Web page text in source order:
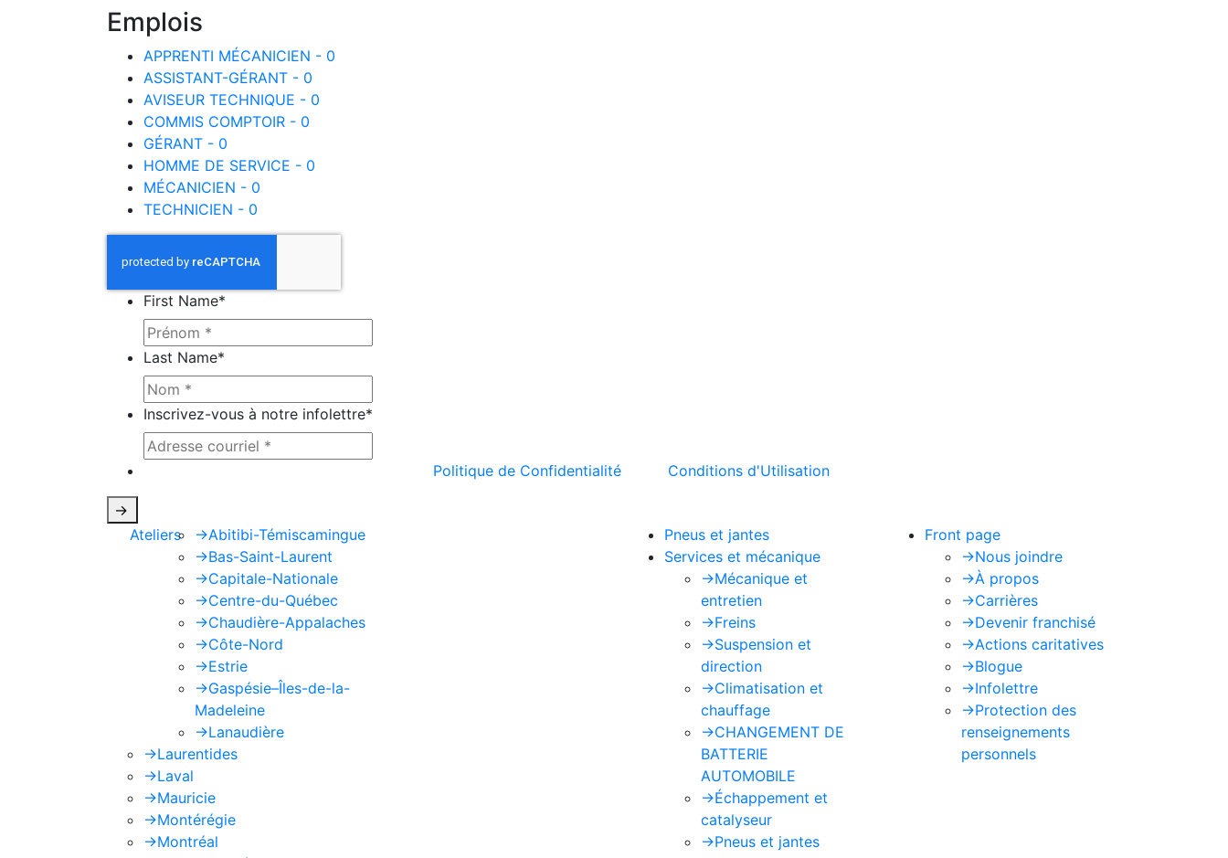
Emplois
APPRENTI MÉCANICIEN - 0
ASSISTANT-GÉRANT - 0
AVISEUR TECHNIQUE - 0
COMMIS COMPTOIR - 0
GÉRANT - 0
HOMME DE SERVICE - 0
MÉCANICIEN - 0
TECHNICIEN - 0
First Name*
Last Name*
Inscrivez-vous à notre infolettre*
Politique de Confidentialité Conditions d'Utilisation
->
Ateliers
->Abitibi-Témiscamingue
->Bas-Saint-Laurent
->Capitale-Nationale
->Centre-du-Québec
->Chaudière-Appalaches
->Côte-Nord
->Estrie
->Gaspésie–Îles-de-la-
Madeleine
->Lanaudière
->Laurentides
->Laval
->Mauricie
->Montérégie
->Montréal
Pneus et jantes
Services et mécanique
->Mécanique et
entretien
->Freins
->Suspension et
direction
->Climatisation et
chauffage
->CHANGEMENT DE
BATTERIE
AUTOMOBILE
->Échappement et
catalyseur
->Pneus et jantes
Front page
->Nous joindre
->À propos
->Carrières
->Devenir franchisé
->Actions caritatives
->Blogue
->Infolettre
->Protection des
renseignements
personnels